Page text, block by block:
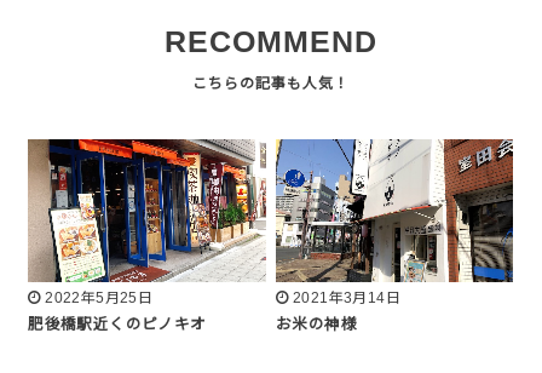
RECOMMEND
2022年5月25日
肥後橋駅近くのピノキオ
2021年3月14日
お米の神様